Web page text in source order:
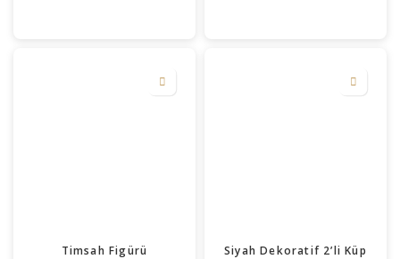
Timsah Figürü Siyah Dekoratif 2’li Küp